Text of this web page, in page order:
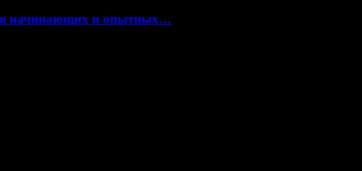
начинающих и опытных…